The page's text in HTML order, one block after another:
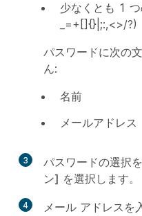
少なくとも 1
_=+[]{}|;:,<>/?)
パスワードに次の
ん:
名前
メールアドレス
3 パスワードの選択を
ン] を選択します。
4 メール アドレスを